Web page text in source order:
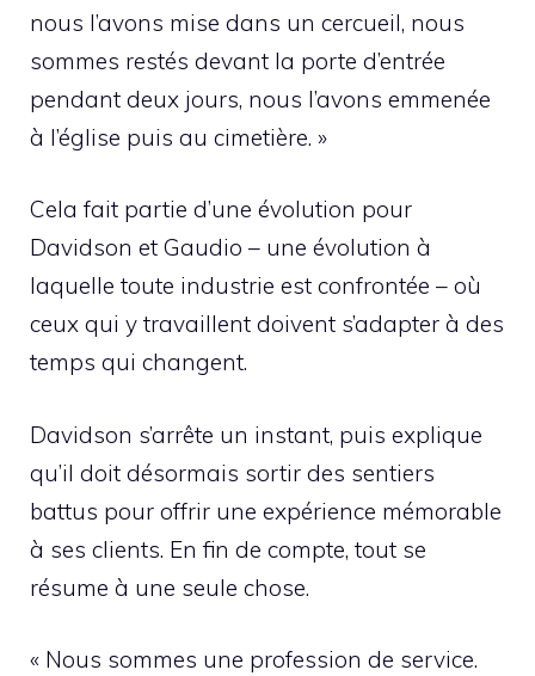
nous l’avons mise dans un cercueil, nous
sommes restés devant la porte d’entrée
pendant deux jours, nous l’avons emmenée
à l’église puis au cimetière. »
Cela fait partie d’une évolution pour
Davidson et Gaudio – une évolution à
laquelle toute industrie est confrontée – où
ceux qui y travaillent doivent s’adapter à des
temps qui changent.
Davidson s’arrête un instant, puis explique
qu’il doit désormais sortir des sentiers
battus pour offrir une expérience mémorable
à ses clients. En fin de compte, tout se
résume à une seule chose.
« Nous sommes une profession de service.